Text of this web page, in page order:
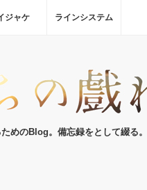
ジャケ ラインシステム
めのBlog。備忘録をとして綴る。